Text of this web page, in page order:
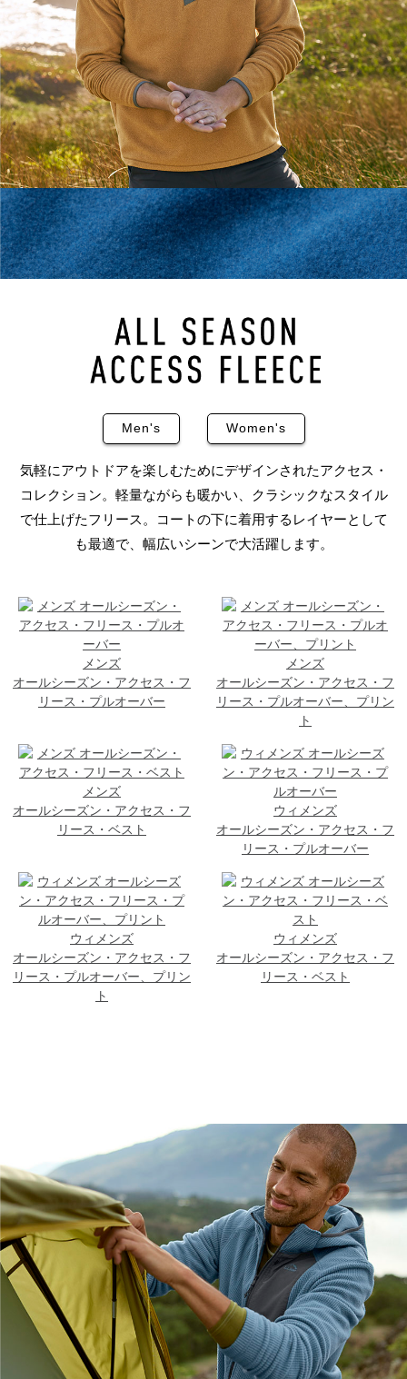
Men's Women's
気軽にアウトドアを楽しむためにデザインされたアクセス・
コレクション。軽量ながらも暖かい、クラシックなスタイル
で仕上げたフリース。コートの下に着用するレイヤーとして
も最適で、幅広いシーンで大活躍します。
メンズ
オールシーズン・アクセス・フ
リース・プルオーバー
メンズ
オールシーズン・アクセス・フ
リース・プルオーバー、プリン
ト
メンズ
オールシーズン・アクセス・フ
リース・ベスト
ウィメンズ
オールシーズン・アクセス・フ
リース・プルオーバー
ウィメンズ
オールシーズン・アクセス・フ
リース・プルオーバー、プリン
ト
ウィメンズ
オールシーズン・アクセス・フ
リース・ベスト